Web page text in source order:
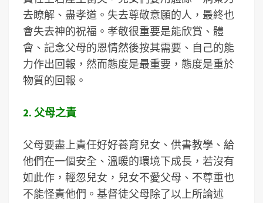
去瞭解、盡孝道。失去尊敬意願的人，最終也
會失去神的祝福。孝敬很重要是能欣賞、體
會、記念父母的恩情然後按其需要、自己的能
力作出回報，然而態度是最重要，態度是重於
物質的回報。
2. 父母之責
父母要盡上責任好好養育兒女、供書教學、給
他們在一個安全、溫暖的環境下成長，若沒有
如此作，輕忽兒女，兒女不愛父母、不尊重也
不能怪責他們。基督徒父母除了以上所論述